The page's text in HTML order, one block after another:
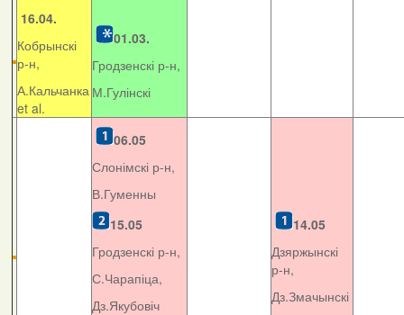
16.04.
Кобрынскі
р-н,
А.Кальчанка
et al.
01.03.
Гродзенскі р-н,
М.Гулінскі
06.05
Слонімскі р-н,
В.Гуменны
15.05
Гродзенскі р-н,
С.Чарапіца,
Дз.Якубовіч
14.05
Дзяржынскі
р-н,
Дз.Змачынскі